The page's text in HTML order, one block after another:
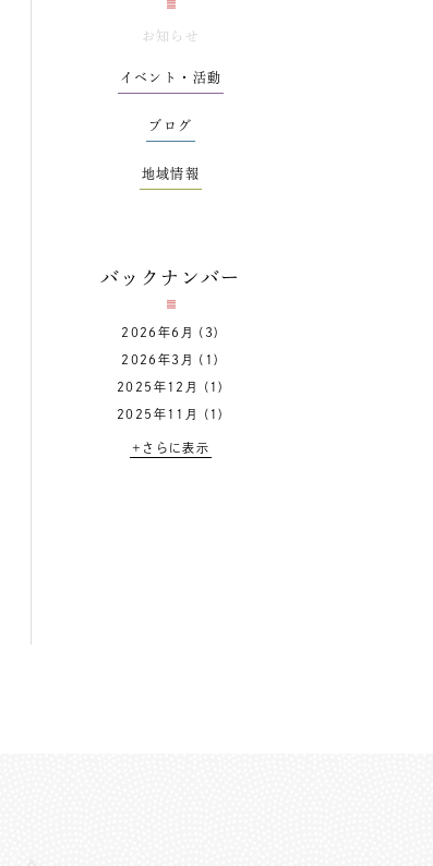
お知らせ
イベント・活動
ブログ
地域情報
バックナンバー
2026年6月 (3)
2026年3月 (1)
2025年12月 (1)
2025年11月 (1)
+さらに表示